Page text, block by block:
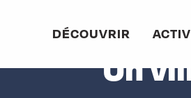
DÉCOUVRIR
Un